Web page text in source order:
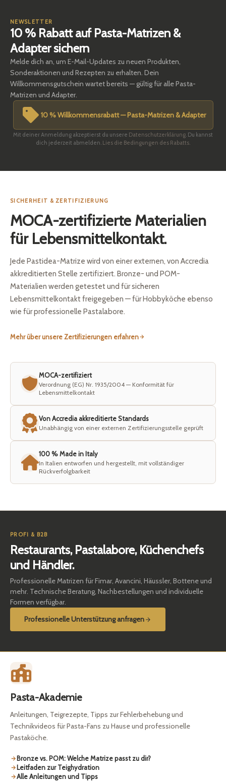
NEWSLETTER
10 % Rabatt auf Pasta-Matrizen &
Adapter sichern
Melde dich an, um E-Mail-Updates zu neuen Produkten,
Sonderaktionen und Rezepten zu erhalten. Dein
Willkommensgutschein wartet bereits — gültig für alle Pasta-
Matrizen und Adapter.
10 % Willkommensrabatt — Pasta-Matrizen & Adapter
Mit deiner Anmeldung akzeptierst du unsere Datenschutzerklärung. Du kannst
dich jederzeit abmelden. Lies die Bedingungen des Rabatts.
SICHERHEIT & ZERTIFIZIERUNG
MOCA-zertifizierte Materialien
für Lebensmittelkontakt.
Jede Pastidea-Matrize wird von einer externen, von Accredia
akkreditierten Stelle zertifiziert. Bronze- und POM-
Materialien werden getestet und für sicheren
Lebensmittelkontakt freigegeben — für Hobbyköche ebenso
wie für professionelle Pastalabore.
Mehr über unsere Zertifizierungen erfahren
MOCA-zertifiziert
Verordnung (EG) Nr. 1935/2004 — Konformität für
Lebensmittelkontakt
Von Accredia akkreditierte Standards
Unabhängig von einer externen Zertifizierungsstelle geprüft
100 % Made in Italy
In Italien entworfen und hergestellt, mit vollständiger
Rückverfolgbarkeit
PROFI & B2B
Restaurants, Pastalabore, Küchenchefs
und Händler.
Professionelle Matrizen für Fimar, Avancini, Häussler, Bottene und
mehr. Technische Beratung, Nachbestellungen und individuelle
Formen verfügbar.
Professionelle Unterstützung anfragen
Pasta-Akademie
Anleitungen, Teigrezepte, Tipps zur Fehlerbehebung und
Technikvideos für Pasta-Fans zu Hause und professionelle
Pastaköche.
Bronze vs. POM: Welche Matrize passt zu dir?
Leitfaden zur Teighydration
Alle Anleitungen und Tipps